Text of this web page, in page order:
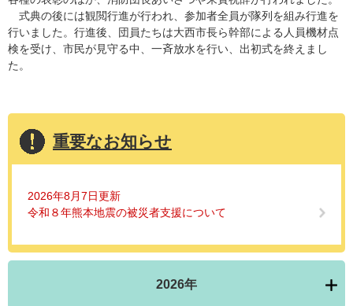
式典の後には観閲行進が行われ、参加者全員が隊列を組み行進を
行いました。行進後、団員たちは大西市長ら幹部による人員機材点
検を受け、市民が見守る中、一斉放水を行い、出初式を終えまし
た。
重要なお知らせ
2026年8月7日更新
令和８年熊本地震の被災者支援について
2026年